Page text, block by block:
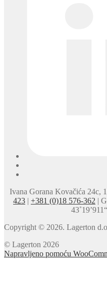
Ivana Gorana Kovačića 24c,
423
+381 (0)18 576-362 |
Copyright © 2026. Lagerton
© Lagerton 2026
Napravljeno pomoću